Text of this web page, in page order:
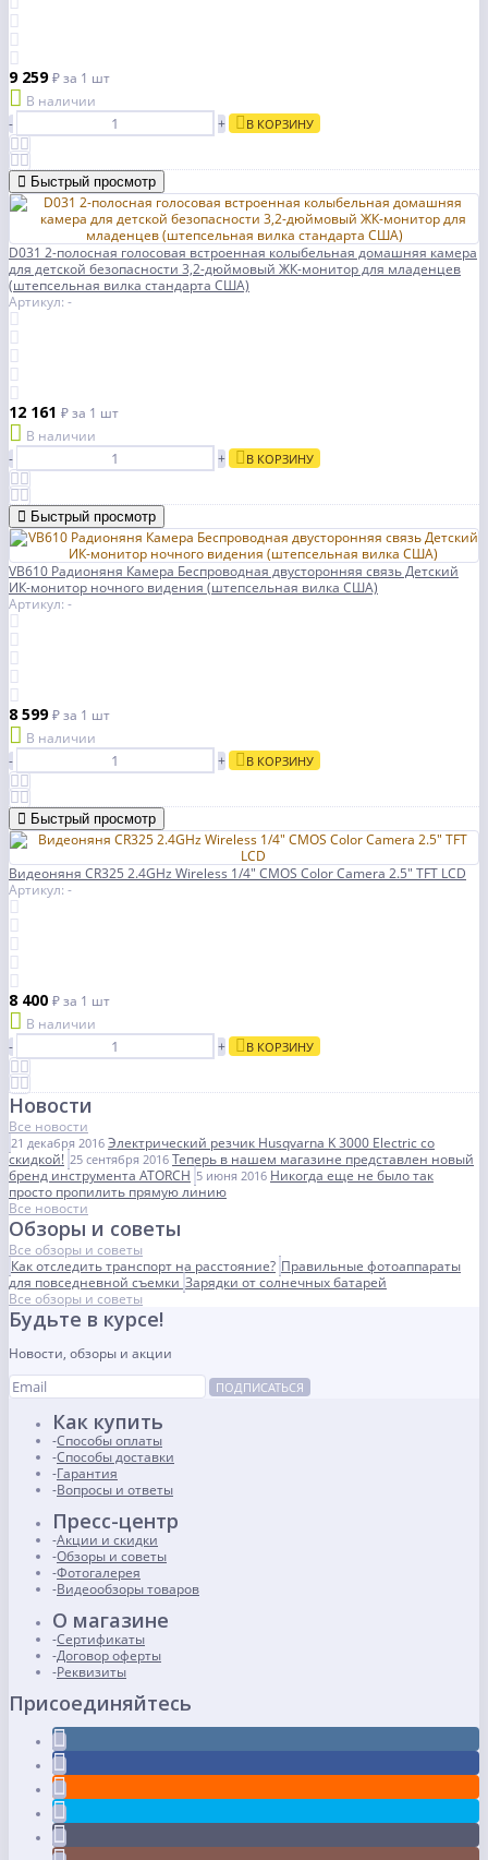
9 259₽за 1 шт
В наличии
-
+ В КОРЗИНУ
Быстрый просмотр
D031 2-полосная голосовая встроенная колыбельная домашняя камера
для детской безопасности 3,2-дюймовый ЖК-монитор для младенцев
(штепсельная вилка стандарта США)
Артикул: -
12 161 ₽за 1 шт
В наличии
-
+ В КОРЗИНУ
Быстрый просмотр
VB610 Радионяня Камера Беспроводная двусторонняя связь Детский
ИК-монитор ночного видения (штепсельная вилка США)
Артикул: -
8 599₽за 1 шт
В наличии
-
+ В КОРЗИНУ
Быстрый просмотр
Видеоняня CR325 2.4GHz Wireless 1/4" CMOS Color Camera 2.5" TFT LCD
Артикул: -
8 400 ₽за 1 шт
В наличии
-
+ В КОРЗИНУ
Новости
Все новости
21 декабря 2016 Электрический резчик Husqvarna K 3000 Electric со
скидкой! 25 сентября 2016 Теперь в нашем магазине представлен новый
бренд инструмента ATORCH 5 июня 2016 Никогда еще не было так
просто пропилить прямую линию
Все новости
Обзоры и советы
Все обзоры и советы
Как отследить транспорт на расстояние? Правильные фотоаппараты
для повседневной съемки Зарядки от солнечных батарей
Все обзоры и советы
Будьте в курсе!
Новости, обзоры и акции
ПОДПИСАТЬСЯ
Как купить
Способы оплаты
Способы доставки
Гарантия
Вопросы и ответы
Пресс-центр
Акции и скидки
Обзоры и советы
Фотогалерея
Видеообзоры товаров
О магазине
Сертификаты
Договор оферты
Реквизиты
Присоединяйтесь